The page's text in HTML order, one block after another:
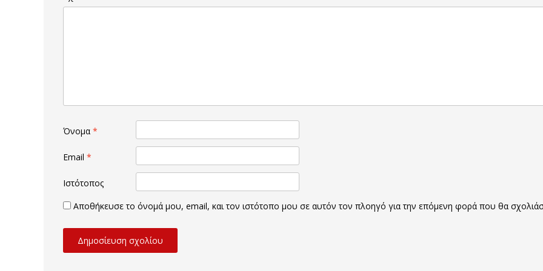
Όνομα *
Email *
Ιστότοπος
Αποθήκευσε το όνομά μου, email, και τον ιστότοπο μου σε αυτόν τον πλοηγό για την επόμενη φορά που θα